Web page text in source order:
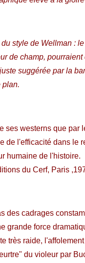
style de Wellman :
de champ, pourraient
suggérée par la
plan.
ses westerns que par
de l'efficacité dans le
humaine de l'histoire.
du Cerf, Paris
des cadrages
grande force
très raide,
du violeur par